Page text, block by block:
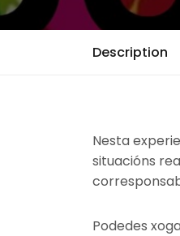
Description
Nesta
situacións
Podedes